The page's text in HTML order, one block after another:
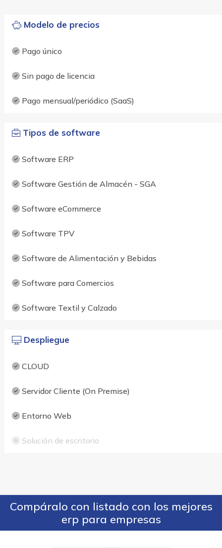
Modelo de precios
Pago único
Sin pago de licencia
Pago mensual/periódico (SaaS)
Tipos de software
Software ERP
Software Gestión de Almacén - SGA
Software eCommerce
Software TPV
Software de Alimentación y Bebidas
Software para Comercios
Software Textil y Calzado
Despliegue
CLOUD
Servidor Cliente (On Premise)
Entorno Web
Solución de escritorio
Compáralo con listado con los mejores
erp para empresas